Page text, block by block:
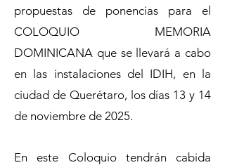
propuestas de ponencias para el
COLOQUIO MEMORIA
DOMINICANA que se llevará a cabo
en las instalaciones del IDIH, en la
ciudad de Querétaro, los días 13 y 14
de noviembre de 2025.
En este Coloquio tendrán cabida